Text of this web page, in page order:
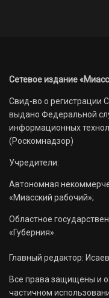
Сетевое издание
Свид-во о регистрации
выдано Федеральной
информационных
(Роскомнадзор)
Учредители:
Автономная
«Миасский рабочий»;
Областное
«Губерния».
Главный редактор:
Все права защищены и
частичном